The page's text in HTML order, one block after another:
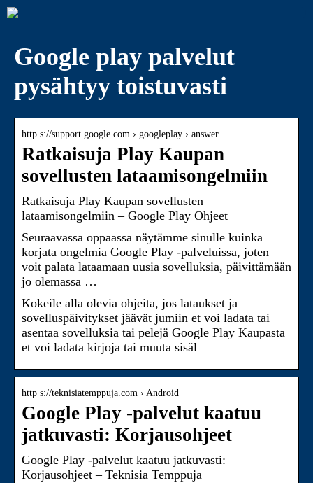
Google play palvelut
pysähtyy toistuvasti
http s://support.google.com › googleplay › answer
Ratkaisuja Play Kaupan
sovellusten lataamisongelmiin
Ratkaisuja Play Kaupan sovellusten
lataamisongelmiin – Google Play Ohjeet
Seuraavassa oppaassa näytämme sinulle kuinka
korjata ongelmia Google Play -palveluissa, joten
voit palata lataamaan uusia sovelluksia, päivittämään
jo olemassa …
Kokeile alla olevia ohjeita, jos lataukset ja
sovelluspäivitykset jäävät jumiin et voi ladata tai
asentaa sovelluksia tai pelejä Google Play Kaupasta
et voi ladata kirjoja tai muuta sisäl
http s://teknisiatemppuja.com › Android
Google Play -palvelut kaatuu
jatkuvasti: Korjausohjeet
Google Play -palvelut kaatuu jatkuvasti:
Korjausohjeet – Teknisia Temppuja